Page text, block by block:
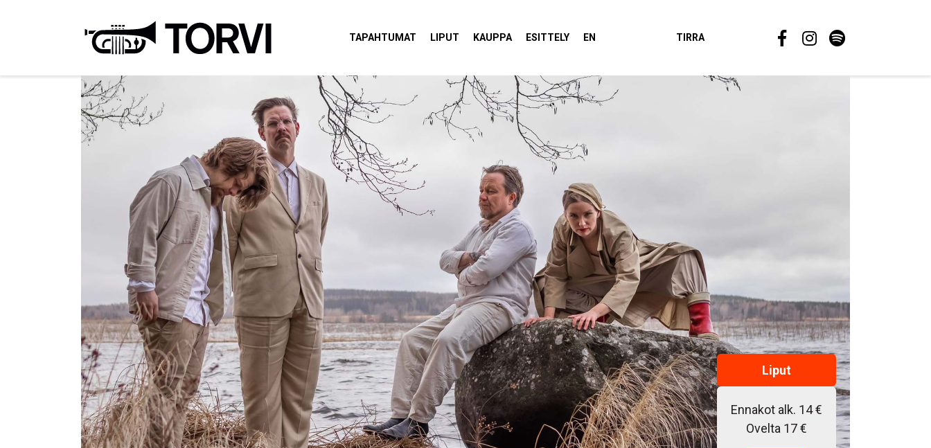
TAPAHTUMAT LIPUT KAUPPA ESITTELY EN TIRRA
Liput
Ennakot alk. 14 €
Ovelta 17 €